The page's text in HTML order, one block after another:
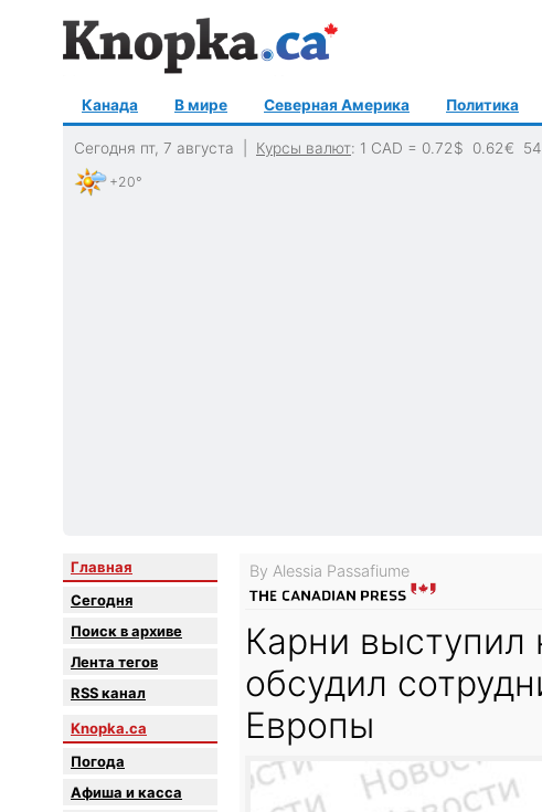
Канада В мире Северная Америка Политика
Сегодня пт, 7 августа | Курсы валют: 1 CAD = 0.72$ 0.62€
+20°
Главная
Сегодня
Поиск в архиве
Лента тегов
RSS канал
Knopka.ca
Погода
Афиша и касса
By Alessia Passafiume
Карни
обсудил
Европы